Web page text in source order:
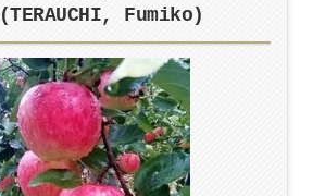
Fumiko)